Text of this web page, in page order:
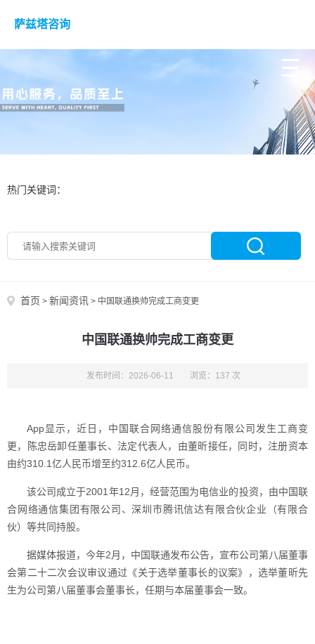
萨兹塔咨询
热门关键词：
首页 > 新闻资讯 > 中国联通换帅完成工商变更
中国联通换帅完成工商变更
发布时间：2026-06-11 浏览：137 次
App显示，近日，中国联合网络通信股份有限公司发生工商变
更，陈忠岳卸任董事长、法定代表人，由董昕接任，同时，注册资本
由约310.1亿人民币增至约312.6亿人民币。
该公司成立于2001年12月，经营范围为电信业的投资，由中国联
合网络通信集团有限公司、深圳市腾讯信达有限合伙企业（有限合
伙）等共同持股。
据媒体报道，今年2月，中国联通发布公告，宣布公司第八届董事
会第二十二次会议审议通过《关于选举董事长的议案》，选举董昕先
生为公司第八届董事会董事长，任期与本届董事会一致。